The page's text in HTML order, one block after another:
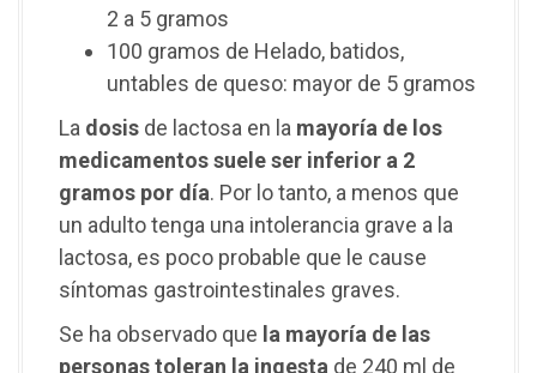
2 a 5 gramos
100 gramos de Helado, batidos,
untables de queso: mayor de 5 gramos
La dosis de lactosa en la mayoría de los
medicamentos suele ser inferior a 2
gramos por día. Por lo tanto, a menos que
un adulto tenga una intolerancia grave a la
lactosa, es poco probable que le cause
síntomas gastrointestinales graves.
Se ha observado que la mayoría de las
personas toleran la ingesta de 240 ml de